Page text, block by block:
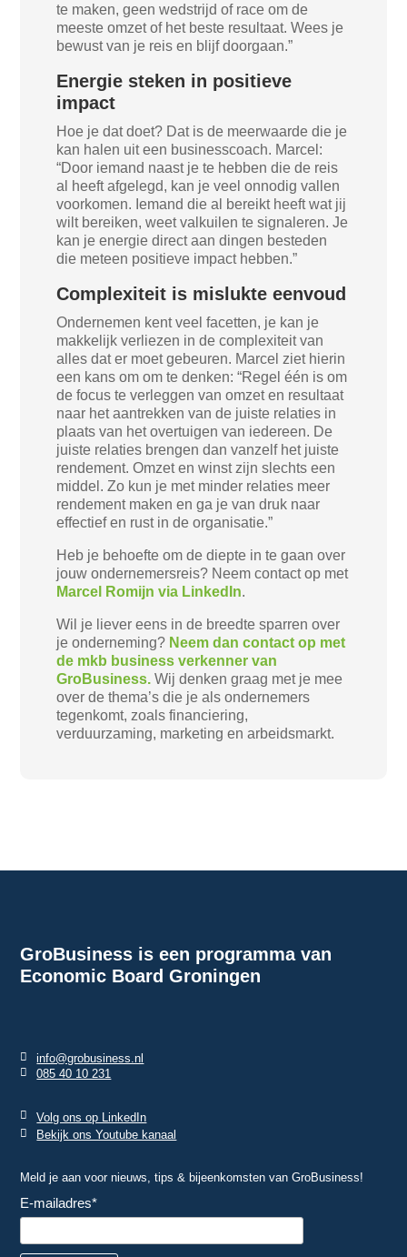
te maken, geen wedstrijd of race om de
meeste omzet of het beste resultaat. Wees je
bewust van je reis en blijf doorgaan.”
Energie steken in positieve
impact
Hoe je dat doet? Dat is de meerwaarde die je
kan halen uit een businesscoach. Marcel:
“Door iemand naast je te hebben die de reis
al heeft afgelegd, kan je veel onnodig vallen
voorkomen. Iemand die al bereikt heeft wat jij
wilt bereiken, weet valkuilen te signaleren. Je
kan je energie direct aan dingen besteden
die meteen positieve impact hebben.”
Complexiteit is mislukte eenvoud
Ondernemen kent veel facetten, je kan je
makkelijk verliezen in de complexiteit van
alles dat er moet gebeuren. Marcel ziet hierin
een kans om om te denken: “Regel één is om
de focus te verleggen van omzet en resultaat
naar het aantrekken van de juiste relaties in
plaats van het overtuigen van iedereen. De
juiste relaties brengen dan vanzelf het juiste
rendement. Omzet en winst zijn slechts een
middel. Zo kun je met minder relaties meer
rendement maken en ga je van druk naar
effectief en rust in de organisatie.”
Heb je behoefte om de diepte in te gaan over
jouw ondernemersreis? Neem contact op met
Marcel Romijn via LinkedIn.
Wil je liever eens in de breedte sparren over
je onderneming? Neem dan contact op met
de mkb business verkenner van
GroBusiness. Wij denken graag met je mee
over de thema’s die je als ondernemers
tegenkomt, zoals financiering,
verduurzaming, marketing en arbeidsmarkt.
GroBusiness is een programma van
Economic Board Groningen
info@grobusiness.nl
085 40 10 231
Volg ons op LinkedIn
Bekijk ons Youtube kanaal
Meld je aan voor nieuws, tips & bijeenkomsten van GroBusiness!
E-mailadres*